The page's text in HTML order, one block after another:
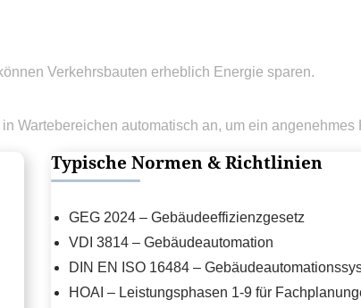
Verkehrsbauten erheblich Energie sparen.
Wartebereichen automatisch an, um ein
Typische Normen & Richtlinien
GEG 2024 – Gebäudeeffizienzgesetz
VDI 3814 – Gebäudeautomation
DIN EN ISO 16484 –
HOAI – Leistungsphasen 1-9 für